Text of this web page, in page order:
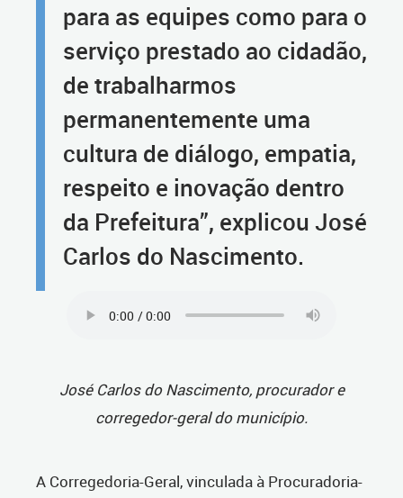
para as equipes como para o
serviço prestado ao cidadão,
de trabalharmos
permanentemente uma
cultura de diálogo, empatia,
respeito e inovação dentro
da Prefeitura”, explicou José
Carlos do Nascimento.
José Carlos do Nascimento, procurador e
corregedor-geral do município.
A Corregedoria-Geral, vinculada à Procuradoria-